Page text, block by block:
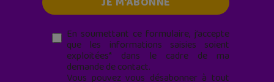
En soumettant ce formulaire, j’accepte
que les informations saisies soient
exploitées* dans le cadre de ma
demande de contact.
Vous pouvez vous désabonner à tout